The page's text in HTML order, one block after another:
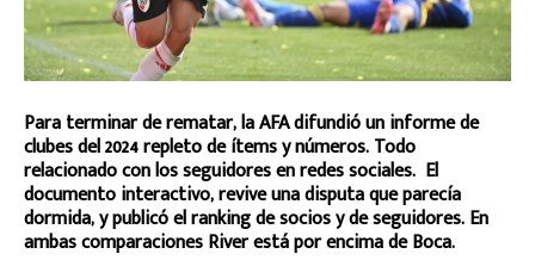
Para terminar de rematar, la AFA difundió un informe de
clubes del 2024 repleto de ítems y números. Todo
relacionado con los seguidores en redes sociales. El
documento interactivo, revive una disputa que parecía
dormida, y publicó el ranking de socios y de seguidores. En
ambas comparaciones River está por encima de Boca.